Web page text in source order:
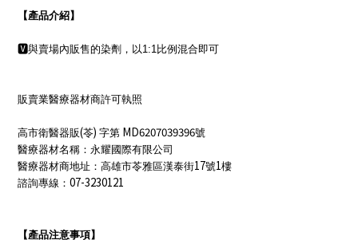
【產品介紹】
🆅與賣場內販售的染劑，以1:1比例混合即可
販賣業醫療器材商許可執照
高市衛醫器販(苓) 字第 MD6207039396號
醫療器材名稱：永耀國際有限公司
醫療器材商地址：高雄市苓雅區漢泰街17號1樓
諮詢專線： 07-3230121
【產品注意事項】